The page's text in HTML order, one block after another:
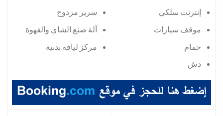
إنترنت سلكي
موقف سيارات
حمام
دش
سرير مزدوج
آلة صنع الشاي والقهوة
مركز لياقة بدنية